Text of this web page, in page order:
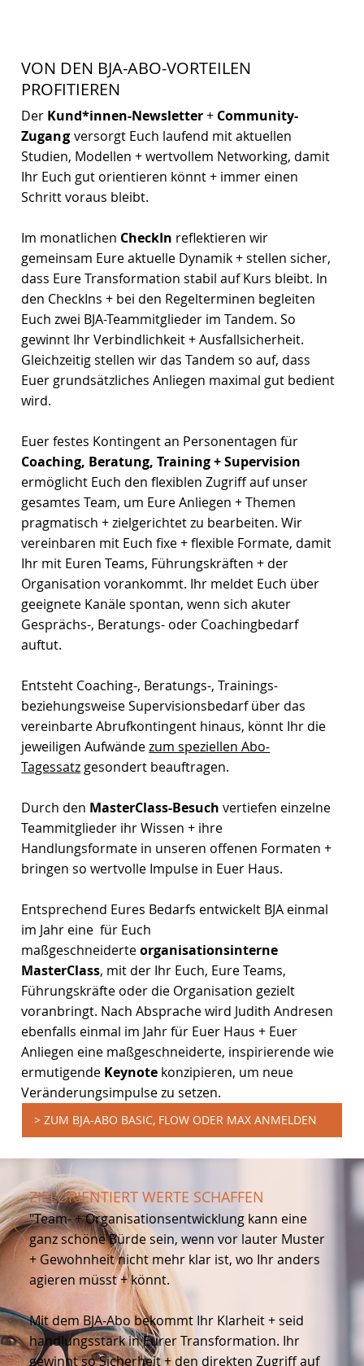
VON DEN BJA-ABO-VORTEILEN
PROFITIEREN
Der Kund*innen-Newsletter+ Community-
Zugang versorgt Euch laufend mit aktuellen
Studien, Modellen + wertvollem Networking, damit
Ihr Euch gut orientieren könnt + immer einen
Schritt voraus bleibt.
Im monatlichen CheckIn reflektieren wir
gemeinsam Eure aktuelle Dynamik + stellen sicher,
dass Eure Transformation stabil auf Kurs bleibt. In
den CheckIns + bei den Regelterminen begleiten
Euch zwei BJA-Teammitglieder im Tandem. So
gewinnt Ihr Verbindlichkeit + Ausfallsicherheit.
Gleichzeitig stellen wir das Tandem so auf, dass
Euer grundsätzliches Anliegen maximal gut bedient
wird.
Euer festes Kontingent an Personentagen für
Coaching, Beratung, Training + Supervision
ermöglicht Euch den flexiblen Zugriff auf unser
gesamtes Team, um Eure Anliegen + Themen
pragmatisch + zielgerichtet zu bearbeiten. Wir
vereinbaren mit Euch fixe + flexible Formate, damit
Ihr mit Euren Teams, Führungskräften + der
Organisation vorankommt. Ihr meldet Euch über
geeignete Kanäle spontan, wenn sich akuter
Gesprächs-, Beratungs- oder Coachingbedarf
auftut.
Entsteht Coaching-, Beratungs-, Trainings-
beziehungsweise Supervisionsbedarf über das
vereinbarte Abrufkontingent hinaus, könnt Ihr die
jeweiligen Aufwändezum speziellen Abo-
Tagessatzgesondert beauftragen.
Durch den MasterClass-Besuch vertiefen einzelne
Teammitglieder ihr Wissen + ihre
Handlungsformate in unseren offenen Formaten +
bringen so wertvolle Impulse in Euer Haus.
Entsprechend Eures Bedarfs entwickelt BJA einmal
im Jahr eine für Euch
maßgeschneiderteorganisationsinterne
MasterClass, mit der Ihr Euch, Eure Teams,
Führungskräfte oder die Organisation gezielt
voranbringt. Nach Absprache wird Judith Andresen
ebenfalls einmal im Jahr für Euer Haus + Euer
Anliegen eine maßgeschneiderte, inspirierende wie
ermutigende Keynote konzipieren, um neue
Veränderungsimpulse zu setzen.
> ZUM BJA-ABO BASIC, FLOW ODER MAX ANMELDEN
ZIELORIENTIERT WERTE SCHAFFEN
"Team- + Organisationsentwicklung kann eine
ganz schöne Bürde sein, wenn vor lauter Muster
+ Gewohnheit nicht mehr klar ist, wo Ihr anders
agieren müsst + könnt.
Mit dem BJA-Abo bekommt Ihr Klarheit + seid
handlungsstark in Eurer Transformation. Ihr
gewinnt so Sicherheit + den direkten Zugriff auf